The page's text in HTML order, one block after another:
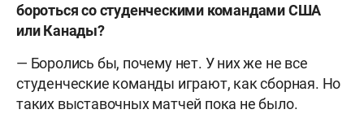
бороться со студенческими командами США
или Канады?
— Боролись бы, почему нет. У них же не все
студенческие команды играют, как сборная. Но
таких выставочных матчей пока не было.